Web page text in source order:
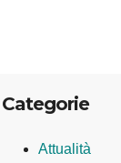
Categorie
Attualità